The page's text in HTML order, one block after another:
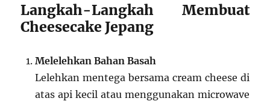
Langkah-Langkah Membuat
Cheesecake Jepang
Melelehkan Bahan Basah
Lelehkan mentega bersama cream cheese di
atas api kecil atau menggunakan microwave